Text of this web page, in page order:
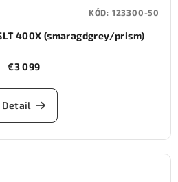
400X (smaragdgrey/prism)
€3 099
Detail
KÓD: 123300-50